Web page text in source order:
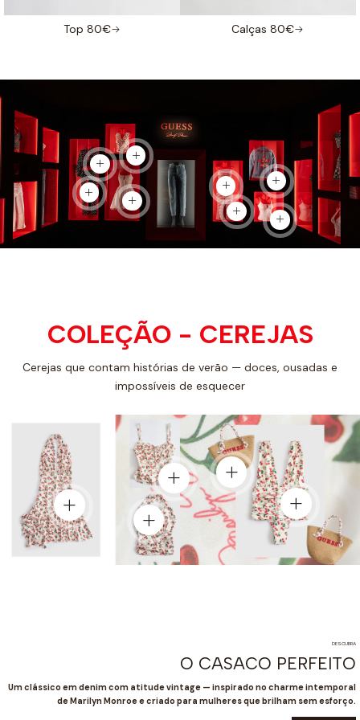
Top 80€ Calças 80€
Ver produto
Ver produto
Ver produto
Ver produto
Ver produto
Ver produto
Ver produto
Ver produto
COLEÇÃO - CEREJAS
Cerejas que contam histórias de verão — doces, ousadas e
impossíveis de esquecer
Ver produto
Ver produtoVer produto
Ver
Ver produto
DESCUBRA
O CASACO PERFEITO
Um clássico em denim com atitude vintage — inspirado no charme intemporal
de Marilyn Monroe e criado para mulheres que brilham sem esforço.